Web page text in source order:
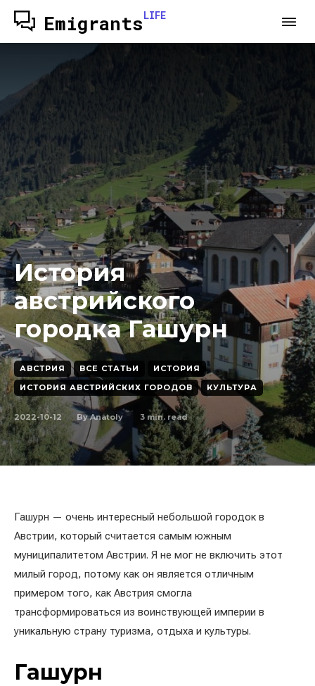
EmigrantsLIFE
История
австрийского
городка Гашурн
АВСТРИЯ ВСЕ СТАТЬИ
ИСТОРИЯ
ИСТОРИЯ АВСТРИЙСКИХ ГОРОДОВ
КУЛЬТУРА
2022-10-12 By Anatoly 3 min. read
Гашурн — очень интересный небольшой городок в
Австрии, который считается самым южным
муниципалитетом Австрии. Я не мог не включить этот
милый город, потому как он является отличным
примером того, как Австрия смогла
трансформироваться из воинствующей империи в
уникальную страну туризма, отдыха и культуры.
Гашурн